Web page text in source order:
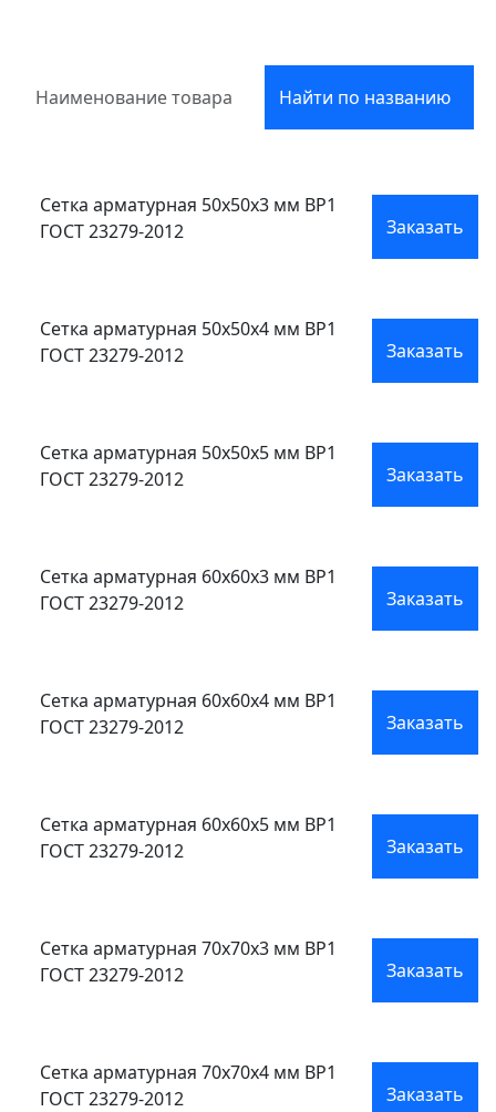
Найти по названию
Сетка арматурная 50x50x3 мм ВР1
ГОСТ 23279-2012
Заказать
Сетка арматурная 50x50x4 мм ВР1
ГОСТ 23279-2012
Заказать
Сетка арматурная 50x50x5 мм ВР1
ГОСТ 23279-2012
Заказать
Сетка арматурная 60x60x3 мм ВР1
ГОСТ 23279-2012
Заказать
Сетка арматурная 60x60x4 мм ВР1
ГОСТ 23279-2012
Заказать
Сетка арматурная 60x60x5 мм ВР1
ГОСТ 23279-2012
Заказать
Сетка арматурная 70x70x3 мм ВР1
ГОСТ 23279-2012
Заказать
Сетка арматурная 70x70x4 мм ВР1
ГОСТ 23279-2012
Заказать